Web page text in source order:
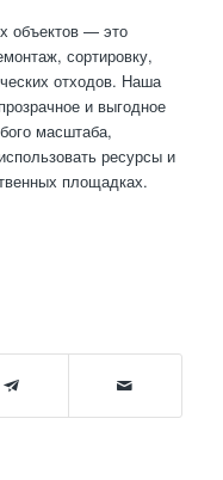
объектов — это
сортировку,
отходов. Наша
и выгодное
масштаба,
ресурсы и
площадках.